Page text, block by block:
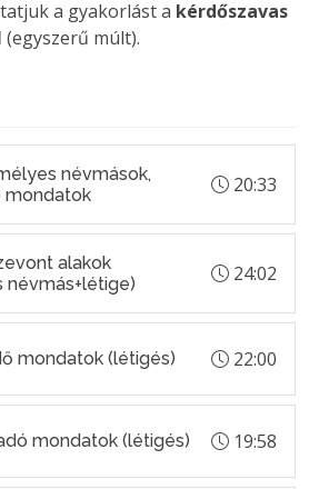
a gyakorlást a kérdőszavas
(egyszerű múlt).
névmások,
mondatok
20:33
alakok
névmás+létige)
24:02
mondatok (létigés) 22:00
mondatok (létigés) 19:58